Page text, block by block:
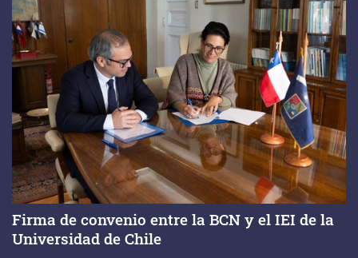
Firma de convenio entre la BCN y el IEI de la
Universidad de Chile